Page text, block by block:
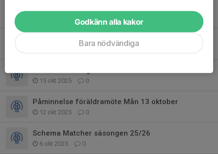
0
Föräldrar och syskon under träningar
15 okt 2025 0
Påminnelse föräldramöte Mån 13 oktober
12 okt 2025 0
Schema Matcher säsongen 25/26
6 okt 2025 0
Godkänn alla kakor
Bara nödvändiga